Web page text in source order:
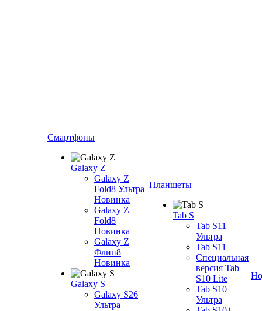
Смартфоны
Galaxy Z
Galaxy Z
Fold8 Ультра
Новинка
Galaxy Z
Fold8
Новинка
Galaxy Z
Флип8
Новинка
Galaxy S
Galaxy S26
Ультра
Планшеты
Tab S
Tab S11
Ультра
Tab S11
Специальная
версия Tab
S10 Lite
Tab S10
Ультра